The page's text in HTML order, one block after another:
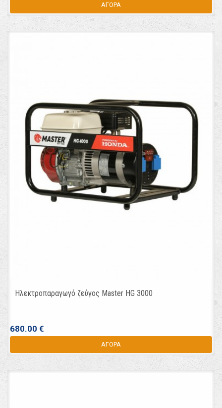
ΑΓΟΡΑ
Ηλεκτροπαραγωγό ζεύγος Master HG 3000
680.00 €
ΑΓΟΡΑ